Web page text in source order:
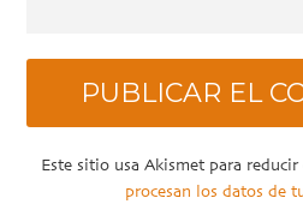
Este sitio usa Akismet para reducir
procesan los datos de